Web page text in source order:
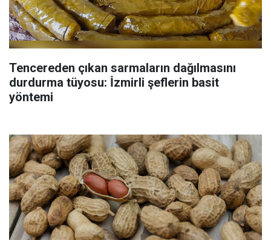
Tencereden çıkan sarmaların dağılmasını
durdurma tüyosu: İzmirli şeflerin basit
yöntemi